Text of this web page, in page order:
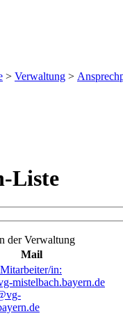
> Verwaltung >
Liste
der Verwaltung
Mail